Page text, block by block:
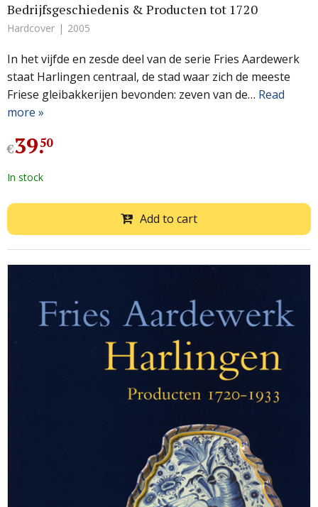
Bedrijfsgeschiedenis & Producten tot 1720
Hardcover 2005
In het vijfde en zesde deel van de serie Fries Aardewerk
staat Harlingen centraal, de stad waar zich de meeste
Friese gleibakkerijen bevonden: zeven van de… Read
more »
€39.
50
In stock
Add to cart